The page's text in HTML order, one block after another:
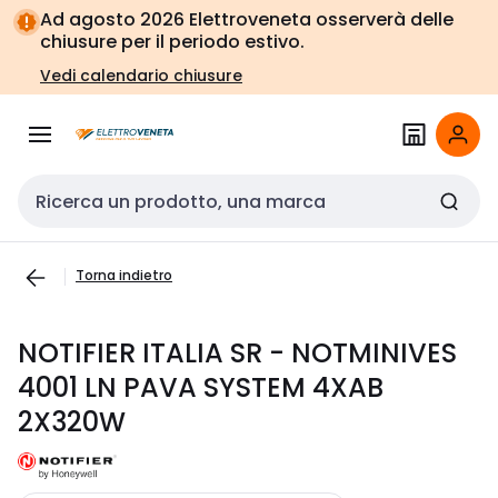
Vai alla
navigazione
Vai
alla
pagina
Ad agosto 2026 Elettroveneta osserverà delle
chiusure per il periodo estivo.
Vedi calendario chiusure
Cerca input
Torna indietro
NOTIFIER ITALIA SR - NOTMINIVES
4001 LN PAVA SYSTEM 4XAB
2X320W